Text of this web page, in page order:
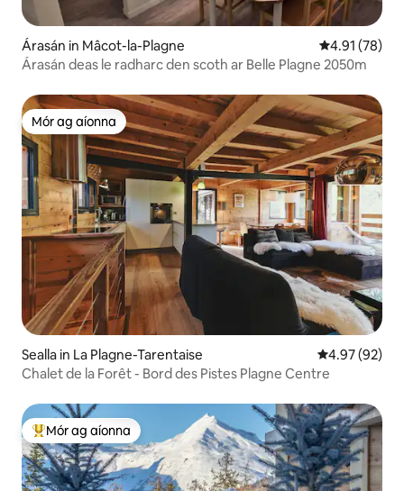
Árasán in Mâcot-la-Plagne Meánrátáil
4.91 (78)
Árasán deas le radharc den scoth ar Belle Plagne 2050m
Mór ag aíonna
Mór ag aíonna
Sealla in La Plagne-Tarentaise Meánrátáil
4.97 (92)
Chalet de la Forêt - Bord des Pistes Plagne Centre
An-mhór ag aíonna
Mór ag aíonna